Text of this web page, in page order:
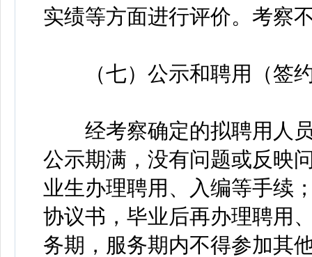
实绩等方面进行评价。考察
（七）公示和聘用（签
经考察确定的拟聘用人员
公示期满，没有问题或反映
业生办理聘用、入编等手续
协议书，毕业后再办理聘用
务期，服务期内不得参加其